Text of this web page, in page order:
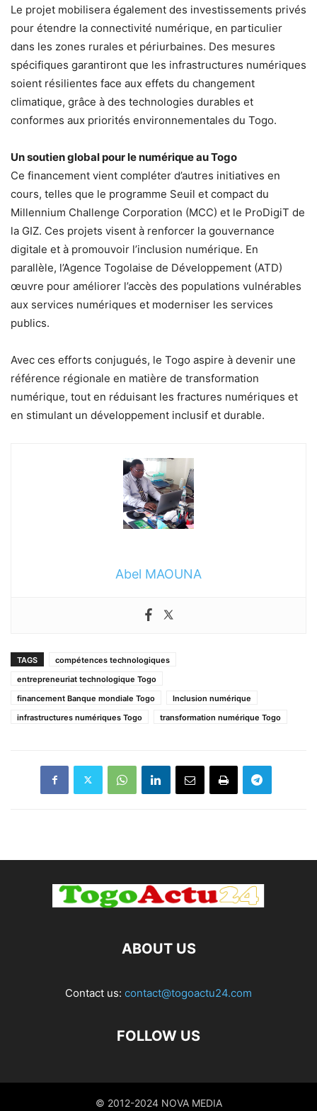
Le projet mobilisera également des investissements privés
pour étendre la connectivité numérique, en particulier
dans les zones rurales et périurbaines. Des mesures
spécifiques garantiront que les infrastructures numériques
soient résilientes face aux effets du changement
climatique, grâce à des technologies durables et
conformes aux priorités environnementales du Togo.
Un soutien global pour le numérique au Togo
Ce financement vient compléter d’autres initiatives en
cours, telles que le programme Seuil et compact du
Millennium Challenge Corporation (MCC) et le ProDigiT de
la GIZ. Ces projets visent à renforcer la gouvernance
digitale et à promouvoir l’inclusion numérique. En
parallèle, l’Agence Togolaise de Développement (ATD)
œuvre pour améliorer l’accès des populations vulnérables
aux services numériques et moderniser les services
publics.
Avec ces efforts conjugués, le Togo aspire à devenir une
référence régionale en matière de transformation
numérique, tout en réduisant les fractures numériques et
en stimulant un développement inclusif et durable.
Abel MAOUNA
TAGS
compétences technologiques
entrepreneuriat technologique Togo
financement Banque mondiale Togo
Inclusion numérique
infrastructures numériques Togo
transformation numérique Togo
ABOUT US
Contact us: contact@togoactu24.com
FOLLOW US
© 2012-2024 NOVA MEDIA